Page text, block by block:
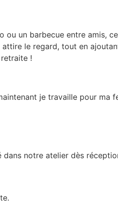
ou un barbecue entre amis,
le regard, tout en
!
je travaille pour ma
notre atelier dès